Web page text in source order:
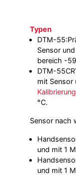
Typen
DTM-
Sensor
bereich -
DTM-
mit Sensor
°C.
Sensor nach
und mit 1
und mit 1